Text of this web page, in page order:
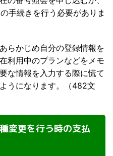
手続きを行う必要がありま
らかじめ自分の登録情報を
利用中のプランなどをメモ
な情報を入力する際に慌て
うになります。（482文
変更を行う時の支払